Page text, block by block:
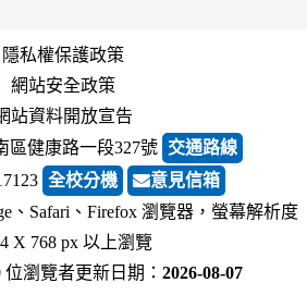
隱私權保護政策
網站安全政策
站資料開放宣告
區健康路一段327號 交通路線
全校分機
意見信箱
、Safari、Firefox 瀏覽器，螢幕解析度
X 768 px 以上瀏覽
位瀏覽者更新日期： 2026-08-07